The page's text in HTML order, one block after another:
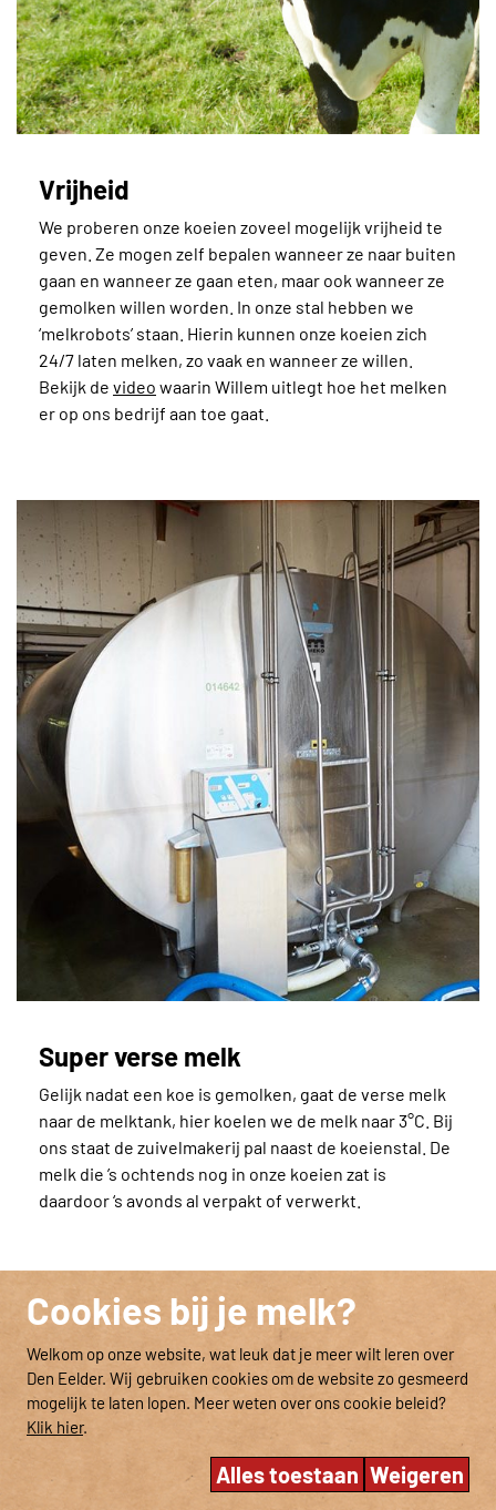
Cookies bij je melk?
Welkom op onze website, wat leuk dat je meer wilt leren over
Den Eelder. Wij gebruiken cookies om de website zo gesmeerd
mogelijk te laten lopen. Meer weten over ons cookie beleid?
Klik hier.
Alles toestaan Weigeren
Vrijheid
We proberen onze koeien zoveel mogelijk vrijheid te
geven. Ze mogen zelf bepalen wanneer ze naar buiten
gaan en wanneer ze gaan eten, maar ook wanneer ze
gemolken willen worden. In onze stal hebben we
‘melkrobots’ staan. Hierin kunnen onze koeien zich
24/7 laten melken, zo vaak en wanneer ze willen.
Bekijk de video waarin Willem uitlegt hoe het melken
er op ons bedrijf aan toe gaat.
Super verse melk
Gelijk nadat een koe is gemolken, gaat de verse melk
naar de melktank, hier koelen we de melk naar 3°C. Bij
ons staat de zuivelmakerij pal naast de koeienstal. De
melk die ’s ochtends nog in onze koeien zat is
daardoor ‘s avonds al verpakt of verwerkt.
ZUIVELMAKERIJ